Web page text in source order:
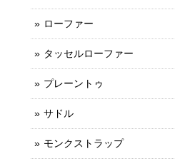
ローファー
タッセルローファー
プレーントゥ
サドル
モンクストラップ